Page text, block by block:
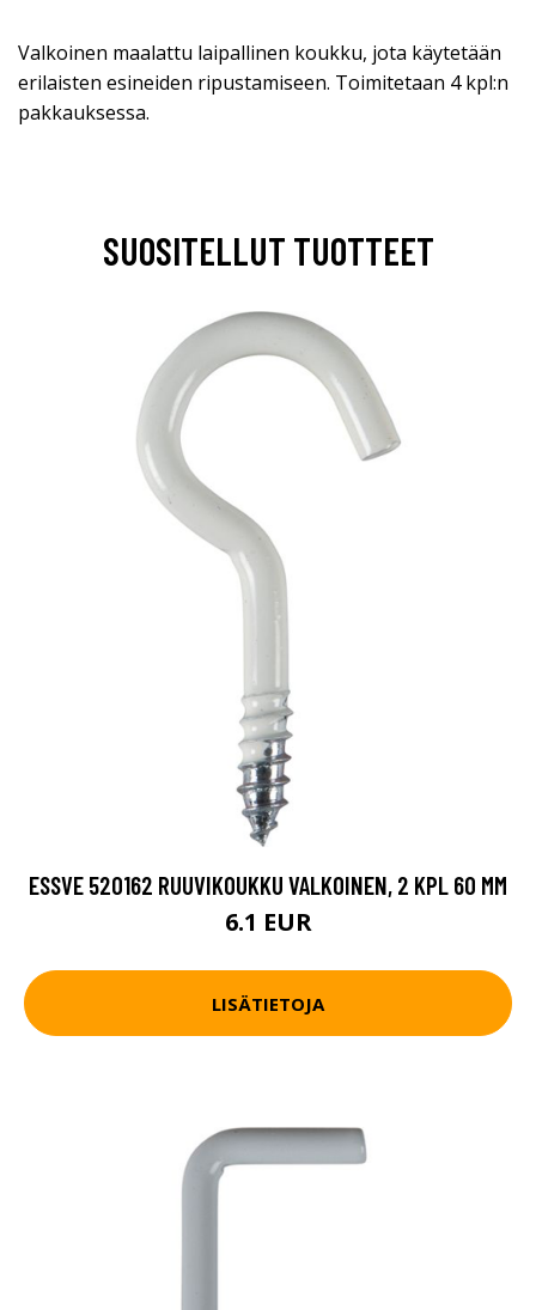
Valkoinen maalattu laipallinen koukku, jota käytetään
erilaisten esineiden ripustamiseen. Toimitetaan 4 kpl:n
pakkauksessa.
SUOSITELLUT TUOTTEET
ESSVE 520162 RUUVIKOUKKU VALKOINEN, 2 KPL 60 MM
6.1 EUR
LISÄTIETOJA